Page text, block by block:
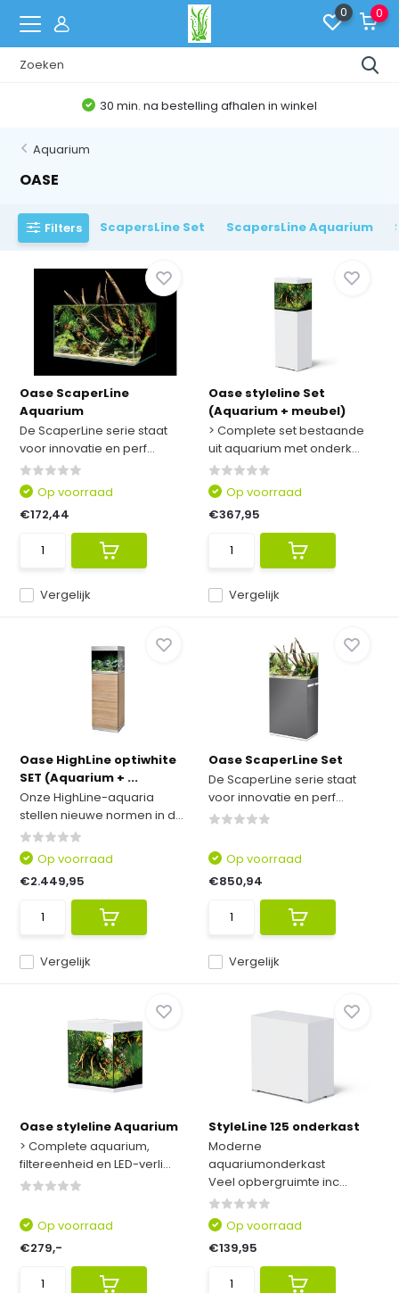
0 0
30 min. na bestelling afhalen in winkel
Aquarium
OASE
Filters ScapersLine Set ScapersLine Aquarium
Oase ScaperLine
Aquarium
De ScaperLine serie staat
voor innovatie en perf...
Vergelijk
Op voorraad
€172,44
Oase styleline Set
(Aquarium + meubel)
> Complete set bestaande
uit aquarium met onderk...
Vergelijk
Op voorraad
€367,95
Oase HighLine optiwhite
SET (Aquarium + ...
Onze HighLine-aquaria
stellen nieuwe normen in d...
Vergelijk
Op voorraad
€2.449,95
Oase ScaperLine Set
De ScaperLine serie staat
voor innovatie en perf...
Vergelijk
Op voorraad
€850,94
Oase styleline Aquarium
> Complete aquarium,
filtereenheid en LED-verli...
Op voorraad
€279,-
StyleLine 125 onderkast
Moderne
aquariumonderkast
Veel opbergruimte inc...
Op voorraad
€139,95